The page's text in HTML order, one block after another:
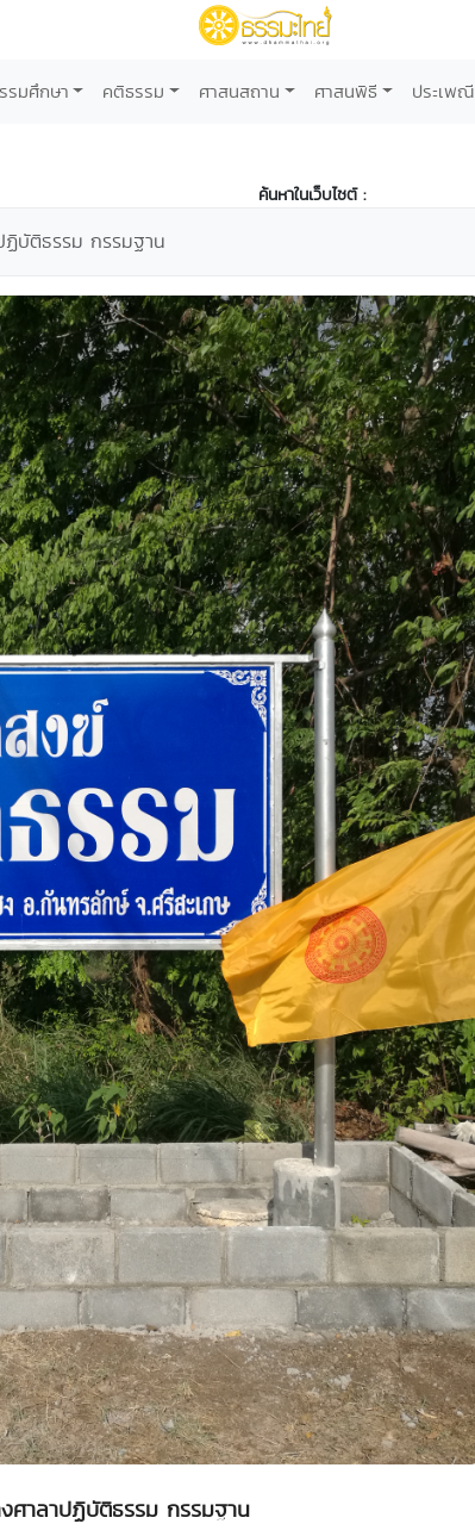
รมศึกษา คติธรรม ศาสนสถาน ศาสนพิธี ประเพณี
ค้นหาในเว็บไซต์ :
ฏิบัติธรรม กรรมฐาน
ศาลาปฏิบัติธรรม กรรมฐาน